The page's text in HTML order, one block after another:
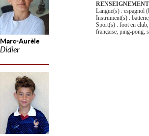
Marc-Aurèle
Didier
Langue(s) : espagnol
Instrument(s) :
Sport(s) : foot en
française, ping-pong,